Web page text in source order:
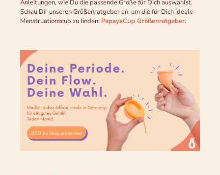
Anleitungen, wie Du die passende Größe für Dich auswählst.
Schau Dir unseren Größenratgeber an, um die für Dich ideale
Menstruationscup zu finden: PapayaCup Größenratgeber.